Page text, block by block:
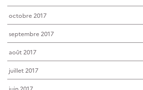
octobre 2017
septembre 2017
août 2017
juillet 2017